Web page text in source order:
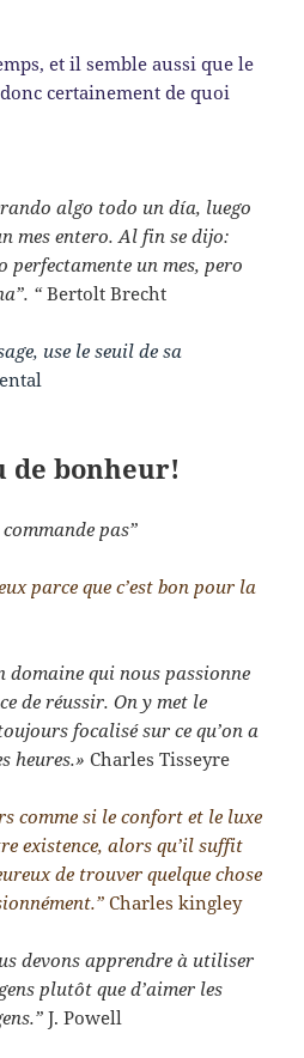
et il semble aussi que le
certainement de quoi
algo todo un día, luego
mes entero. Al fin se dijo:
perfectamente un mes, pero
“Bertolt Brecht
use le seuil de sa
de bonheur!
pas”
parce que c’est bon pour la
domaine qui nous passionne
de réussir. On y met le
focalisé sur ce qu’on a
heures.» Charles Tisseyre
comme si le confort et le luxe
existence, alors qu’il suffit
de trouver quelque chose
Charles kingley
devons apprendre à utiliser
plutôt que d’aimer les
J. Powell